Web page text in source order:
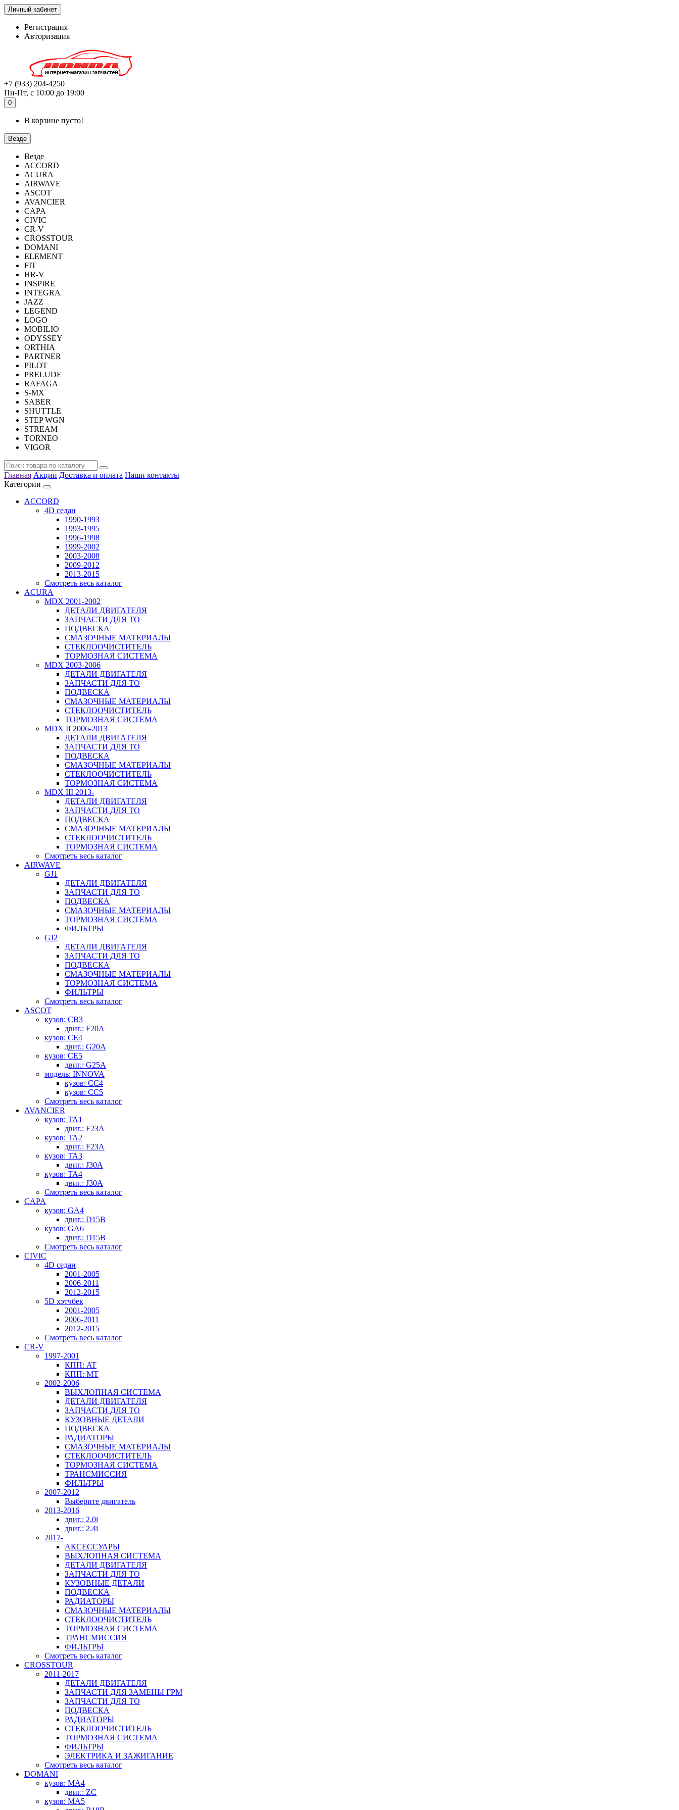
Личный кабинет
Регистрация
Авторизация
+7 (933) 204-4250
Пн-Пт, с 10:00 до 19:00
0
В корзине пусто!
Везде
Везде
ACCORD
ACURA
AIRWAVE
ASCOT
AVANCIER
CAPA
CIVIC
CR-V
CROSSTOUR
DOMANI
ELEMENT
FIT
HR-V
INSPIRE
INTEGRA
JAZZ
LEGEND
LOGO
MOBILIO
ODYSSEY
ORTHIA
PARTNER
PILOT
PRELUDE
RAFAGA
S-MX
SABER
SHUTTLE
STEP WGN
STREAM
TORNEO
VIGOR
Главная Акции Доставка и оплата Наши контакты
Категории
ACCORD
4D седан
1990-1993
1993-1995
1996-1998
1999-2002
2003-2008
2009-2012
2013-2015
Смотреть весь каталог
ACURA
MDX 2001-2002
ДЕТАЛИ ДВИГАТЕЛЯ
ЗАПЧАСТИ ДЛЯ ТО
ПОДВЕСКА
СМАЗОЧНЫЕ МАТЕРИАЛЫ
СТЕКЛООЧИСТИТЕЛЬ
ТОРМОЗНАЯ СИСТЕМА
MDX 2003-2006
ДЕТАЛИ ДВИГАТЕЛЯ
ЗАПЧАСТИ ДЛЯ ТО
ПОДВЕСКА
СМАЗОЧНЫЕ МАТЕРИАЛЫ
СТЕКЛООЧИСТИТЕЛЬ
ТОРМОЗНАЯ СИСТЕМА
MDX II 2006-2013
ДЕТАЛИ ДВИГАТЕЛЯ
ЗАПЧАСТИ ДЛЯ ТО
ПОДВЕСКА
СМАЗОЧНЫЕ МАТЕРИАЛЫ
СТЕКЛООЧИСТИТЕЛЬ
ТОРМОЗНАЯ СИСТЕМА
MDX III 2013-
ДЕТАЛИ ДВИГАТЕЛЯ
ЗАПЧАСТИ ДЛЯ ТО
ПОДВЕСКА
СМАЗОЧНЫЕ МАТЕРИАЛЫ
СТЕКЛООЧИСТИТЕЛЬ
ТОРМОЗНАЯ СИСТЕМА
Смотреть весь каталог
AIRWAVE
GJ1
ДЕТАЛИ ДВИГАТЕЛЯ
ЗАПЧАСТИ ДЛЯ ТО
ПОДВЕСКА
СМАЗОЧНЫЕ МАТЕРИАЛЫ
ТОРМОЗНАЯ СИСТЕМА
ФИЛЬТРЫ
GJ2
ДЕТАЛИ ДВИГАТЕЛЯ
ЗАПЧАСТИ ДЛЯ ТО
ПОДВЕСКА
СМАЗОЧНЫЕ МАТЕРИАЛЫ
ТОРМОЗНАЯ СИСТЕМА
ФИЛЬТРЫ
Смотреть весь каталог
ASCOT
кузов: CB3
двиг.: F20A
кузов: CE4
двиг.: G20A
кузов: CE5
двиг.: G25A
модель: INNOVA
кузов: CC4
кузов: CC5
Смотреть весь каталог
AVANCIER
кузов: TA1
двиг.: F23A
кузов: TA2
двиг.: F23A
кузов: TA3
двиг.: J30A
кузов: TA4
двиг.: J30A
Смотреть весь каталог
CAPA
кузов: GA4
двиг.: D15B
кузов: GA6
двиг.: D15B
Смотреть весь каталог
CIVIC
4D седан
2001-2005
2006-2011
2012-2015
5D хэтчбек
2001-2005
2006-2011
2012-2015
Смотреть весь каталог
CR-V
1997-2001
КПП: AT
КПП: MT
2002-2006
ВЫХЛОПНАЯ СИСТЕМА
ДЕТАЛИ ДВИГАТЕЛЯ
ЗАПЧАСТИ ДЛЯ ТО
КУЗОВНЫЕ ДЕТАЛИ
ПОДВЕСКА
РАДИАТОРЫ
СМАЗОЧНЫЕ МАТЕРИАЛЫ
СТЕКЛООЧИСТИТЕЛЬ
ТОРМОЗНАЯ СИСТЕМА
ТРАНСМИССИЯ
ФИЛЬТРЫ
2007-2012
Выберите двигатель
2013-2016
двиг.: 2.0i
двиг.: 2.4i
2017-
АКСЕССУАРЫ
ВЫХЛОПНАЯ СИСТЕМА
ДЕТАЛИ ДВИГАТЕЛЯ
ЗАПЧАСТИ ДЛЯ ТО
КУЗОВНЫЕ ДЕТАЛИ
ПОДВЕСКА
РАДИАТОРЫ
СМАЗОЧНЫЕ МАТЕРИАЛЫ
СТЕКЛООЧИСТИТЕЛЬ
ТОРМОЗНАЯ СИСТЕМА
ТРАНСМИССИЯ
ФИЛЬТРЫ
Смотреть весь каталог
CROSSTOUR
2011-2017
ДЕТАЛИ ДВИГАТЕЛЯ
ЗАПЧАСТИ ДЛЯ ЗАМЕНЫ ГРМ
ЗАПЧАСТИ ДЛЯ ТО
ПОДВЕСКА
РАДИАТОРЫ
СТЕКЛООЧИСТИТЕЛЬ
ТОРМОЗНАЯ СИСТЕМА
ФИЛЬТРЫ
ЭЛЕКТРИКА И ЗАЖИГАНИЕ
Смотреть весь каталог
DOMANI
кузов: MA4
двиг.: ZC
кузов: MA5